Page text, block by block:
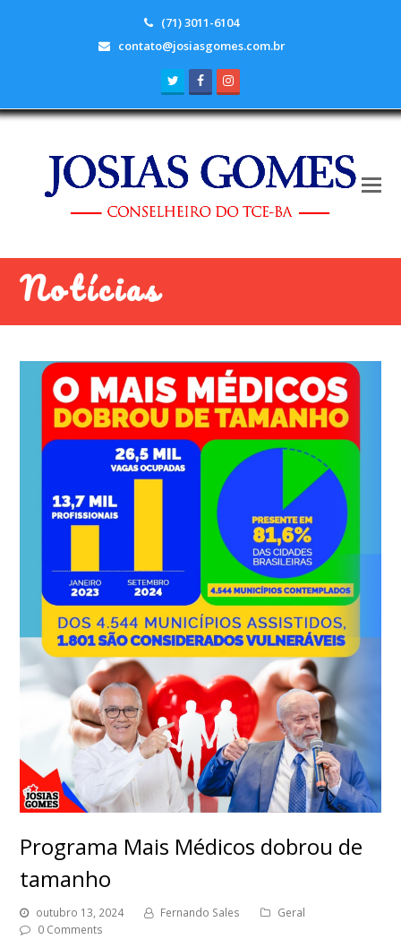
(71) 3011-6104
contato@josiasgomes.com.br
TwitterFacebook
Notícias
Programa Mais Médicos dobrou de
tamanho
outubro 13, 2024 Fernando Sales
Geral
0 Comments